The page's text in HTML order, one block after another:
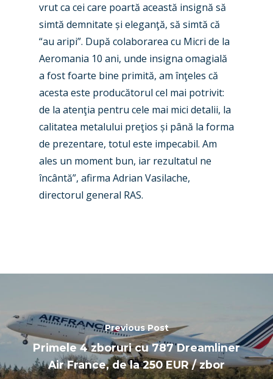
vrut ca cei care poartă această insignă să
simtă demnitate și eleganţă, să simtă că
“au aripi”. După colaborarea cu Micri de la
Aeromania 10 ani, unde insigna omagială
a fost foarte bine primită, am înţeles că
acesta este producătorul cel mai potrivit:
de la atenţia pentru cele mai mici detalii, la
calitatea metalului preţios și până la forma
de prezentare, totul este impecabil. Am
ales un moment bun, iar rezultatul ne
încântă”, afirma Adrian Vasilache,
directorul general RAS.
Previous Post
Primele 4 zboruri cu 787 Dreamliner
Air France, de la 250 EUR / zbor